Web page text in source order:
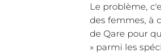
Le problème,
des femmes, à
de Qare pour
» parmi les